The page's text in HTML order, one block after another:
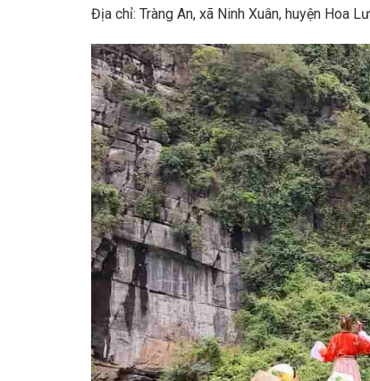
Địa chỉ: Tràng An, xã Ninh Xuân, huyện Hoa